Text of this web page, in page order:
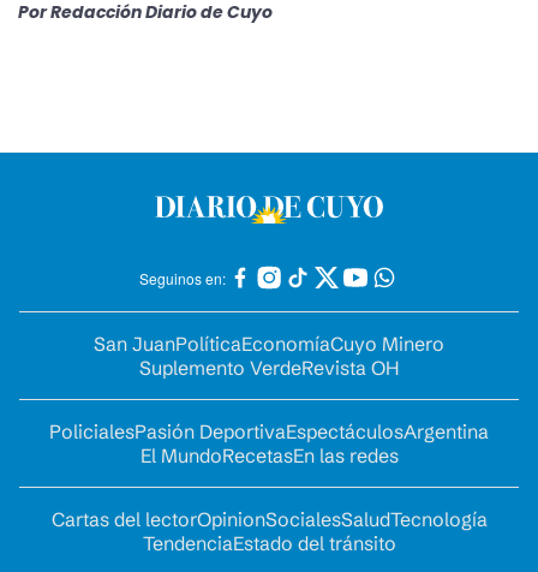
PorRedacción Diario de Cuyo
Seguinos en:
San JuanPolíticaEconomíaCuyo Minero
Suplemento VerdeRevista OH
PolicialesPasión DeportivaEspectáculosArgentina
El MundoRecetasEn las redes
Cartas del lectorOpinionSocialesSaludTecnología
TendenciaEstado del tránsito